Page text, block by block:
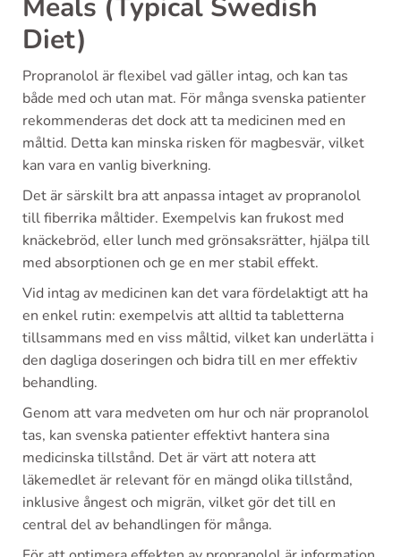
Meals (Typical Swedish
Diet)
Propranolol är flexibel vad gäller intag, och kan tas
både med och utan mat. För många svenska patienter
rekommenderas det dock att ta medicinen med en
måltid. Detta kan minska risken för magbesvär, vilket
kan vara en vanlig biverkning.
Det är särskilt bra att anpassa intaget av propranolol
till fiberrika måltider. Exempelvis kan frukost med
knäckebröd, eller lunch med grönsaksrätter, hjälpa till
med absorptionen och ge en mer stabil effekt.
Vid intag av medicinen kan det vara fördelaktigt att ha
en enkel rutin: exempelvis att alltid ta tabletterna
tillsammans med en viss måltid, vilket kan underlätta i
den dagliga doseringen och bidra till en mer effektiv
behandling.
Genom att vara medveten om hur och när propranolol
tas, kan svenska patienter effektivt hantera sina
medicinska tillstånd. Det är värt att notera att
läkemedlet är relevant för en mängd olika tillstånd,
inklusive ångest och migrän, vilket gör det till en
central del av behandlingen för många.